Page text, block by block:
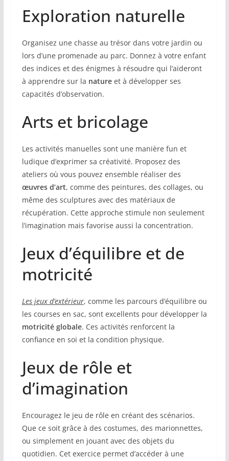
Exploration naturelle
Organisez une chasse au trésor dans votre jardin ou
lors d’une promenade au parc. Donnez à votre enfant
des indices et des énigmes à résoudre qui l’aideront
à apprendre sur la natureet à développer ses
capacités d’observation.
Arts et bricolage
Les activités manuelles sont une manière fun et
ludique d’exprimer sa créativité. Proposez des
ateliers où vous pouvez ensemble réaliser des
œuvres d’art, comme des peintures, des collages, ou
même des sculptures avec des matériaux de
récupération. Cette approche stimule non seulement
l’imagination mais favorise aussi la concentration.
Jeux d’équilibre et de
motricité
Les jeux d’extérieur, comme les parcours d’équilibre ou
les courses en sac, sont excellents pour développer la
motricité globale. Ces activités renforcent la
confiance en soi et la condition physique.
Jeux de rôle et
d’imagination
Encouragez le jeu de rôle en créant des scénarios.
Que ce soit grâce à des costumes, des marionnettes,
ou simplement en jouant avec des objets du
quotidien. Cet exercice permet d’accéder à une